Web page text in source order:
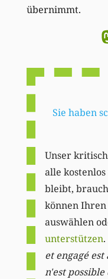
übernimmt.
Sie haben
Unser
alle
bleibt,
können
auswählen
unterstützen.
et engagé est
n'est